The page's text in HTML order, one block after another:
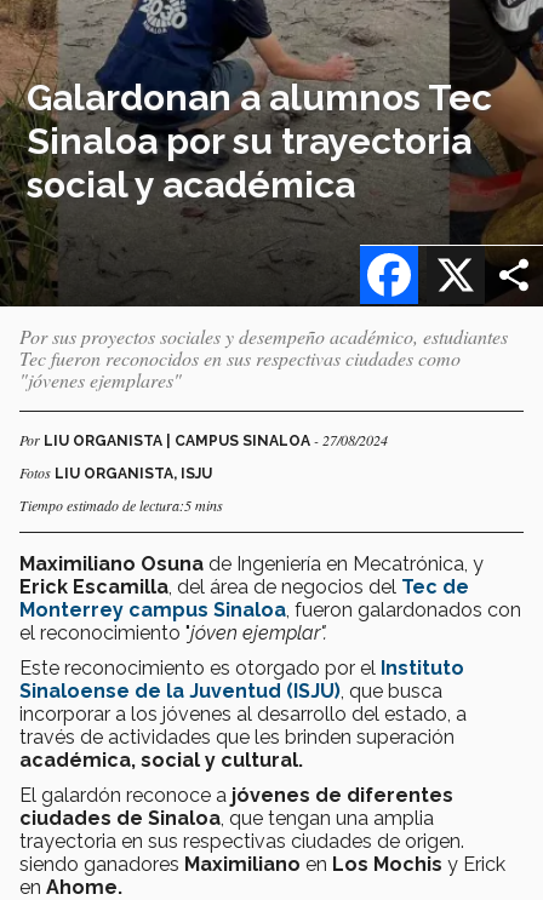
Galardonan a alumnos Tec
Sinaloa por su trayectoria
social y académica
X
Facebook
Por sus proyectos sociales y desempeño académico, estudiantes
Tec fueron reconocidos en sus respectivas ciudades como
"jóvenes ejemplares"
Por LIU ORGANISTA | CAMPUS SINALOA - 27/08/2024
Fotos LIU ORGANISTA, ISJU
Tiempo estimado de lectura:5 mins
Maximiliano Osuna de Ingeniería en Mecatrónica, y
Erick Escamilla , del área de negocios del Tec de
Monterrey campus Sinaloa , fueron galardonados con
el reconocimiento "jóven ejemplar".
Este reconocimiento es otorgado por el Instituto
Sinaloense de la Juventud (ISJU) , que busca
incorporar a los jóvenes al desarrollo del estado, a
través de actividades que les brinden superación
académica, social y cultural.
El galardón reconoce a jóvenes de diferentes
ciudades de Sinaloa , que tengan una amplia
trayectoria en sus respectivas ciudades de origen.
siendo ganadores Maximiliano en Los Mochis y Erick
en Ahome.